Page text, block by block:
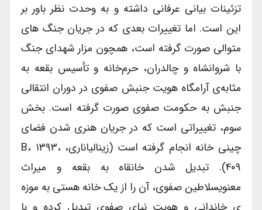
تزئینات بیانی عرفانی داشته و به وحدت نظر باور بر
این است. اما تغییرات بعدی که در جریان جنگ های
متوالی صورت گرفته است، همچون مزار شهدای جنگ
با شروانشاه و چالدران، حرم‌خانه و تأسیس بقعه به
مثابه‌‌ی آرامگاه هویت جنبش صفوی در دوران انتقالی
جنبش به حکومت صفوی صورت گرفته است. بخش
سوم، تغییراتی است که در جریان هنری شدن فضای
چینی خانه انجام گرفته است (زینالی­اناری، B، ۱۳۹۳،
۴۰۹). تبدیل شدن خانقاه به بقعه و میراث
معنویسلاطین صفوی، آن را از یک خانه هستی به موزه